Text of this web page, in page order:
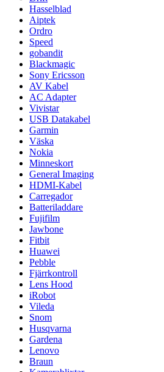
Hasselblad
Aiptek
Ordro
Speed
gobandit
Blackmagic
Sony Ericsson
AV Kabel
AC Adapter
Vivistar
USB Datakabel
Garmin
Väska
Nokia
Minneskort
General Imaging
HDMI-Kabel
Carregador
Batteriladdare
Fujifilm
Jawbone
Fitbit
Huawei
Pebble
Fjärrkontroll
Lens Hood
iRobot
Vileda
Snom
Husqvarna
Gardena
Lenovo
Braun